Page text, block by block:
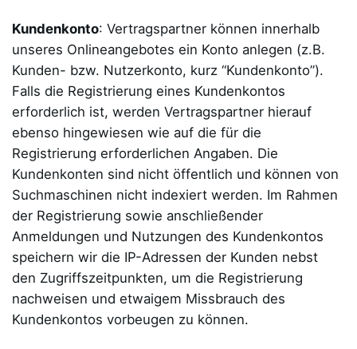
Kundenkonto: Vertragspartner können innerhalb
unseres Onlineangebotes ein Konto anlegen (z.B.
Kunden- bzw. Nutzerkonto, kurz “Kundenkonto”).
Falls die Registrierung eines Kundenkontos
erforderlich ist, werden Vertragspartner hierauf
ebenso hingewiesen wie auf die für die
Registrierung erforderlichen Angaben. Die
Kundenkonten sind nicht öffentlich und können von
Suchmaschinen nicht indexiert werden. Im Rahmen
der Registrierung sowie anschließender
Anmeldungen und Nutzungen des Kundenkontos
speichern wir die IP-Adressen der Kunden nebst
den Zugriffszeitpunkten, um die Registrierung
nachweisen und etwaigem Missbrauch des
Kundenkontos vorbeugen zu können.